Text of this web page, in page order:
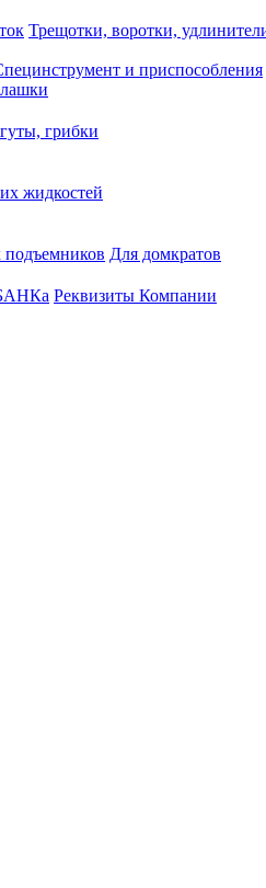
Трещотки, воротки,
и приспособления
грибки
жидкостей
Для домкратов
Реквизиты Компании